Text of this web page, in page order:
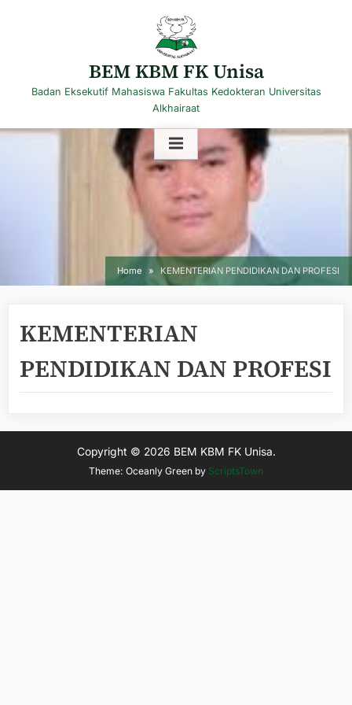
BEM KBM FK Unisa
Badan Eksekutif Mahasiswa Fakultas Kedokteran Universitas
Alkhairaat
Home KEMENTERIAN PENDIDIKAN DAN PROFESI
KEMENTERIAN
PENDIDIKAN DAN PROFESI
Copyright © 2026 BEM KBM FK Unisa.
Theme: Oceanly Green by ScriptsTown